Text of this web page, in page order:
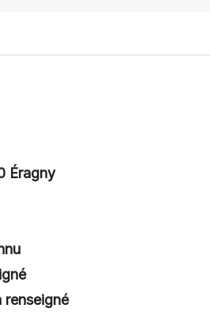
Éragny
renseigné